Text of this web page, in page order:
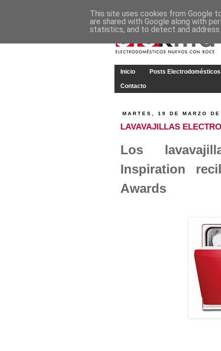
Inicio Posts Electrodomésticos
Contacto
MARTES, 19 DE MARZO
LAVAVAJILLAS
Los
Inspiration
Awards
This site uses cookies from Google
are shared with Google along with
statistics, and to detect and address